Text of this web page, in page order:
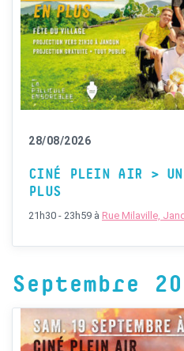
28/08/2026
CINÉ PLEIN AIR >
PLUS
21h30 - 23h59 à Rue Milaville,
Septembre